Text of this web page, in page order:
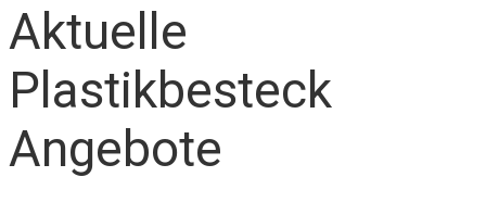
Aktuelle
Plastikbesteck
Angebote